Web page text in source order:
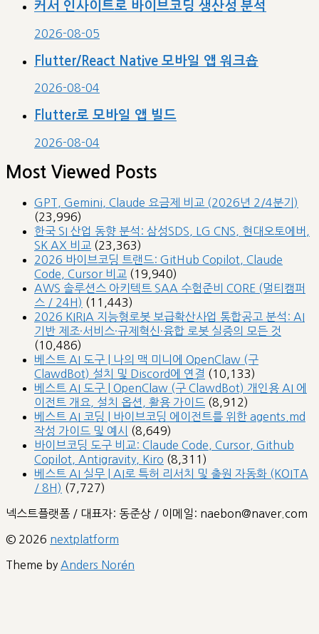
커서 인사이트로 바이브코딩 생산성 분석
2026-08-05
Flutter/React Native 모바일 앱 워크숍
2026-08-04
Flutter로 모바일 앱 빌드
2026-08-04
Most Viewed Posts
GPT, Gemini, Claude 요금제 비교 (2026년 2/4분기)
(23,996)
한국 SI 산업 동향 분석: 삼성SDS, LG CNS, 현대오토에버,
SK AX 비교 (23,363)
2026 바이브코딩 트랜드: GitHub Copilot, Claude
Code, Cursor 비교 (19,940)
AWS 솔루션스 아키텍트 SAA 수험준비 CORE (멀티캠퍼
스 / 24H) (11,443)
2026 KIRIA 지능형로봇 보급확산사업 통합공고 분석: AI
기반 제조·서비스·규제혁신·융합 로봇 실증의 모든 것
(10,486)
베스트 AI 도구 | 나의 맥 미니에 OpenClaw (구
ClawdBot) 설치 및 Discord에 연결 (10,133)
베스트 AI 도구 | OpenClaw (구 ClawdBot) 개인용 AI 에
이전트 개요, 설치 옵션, 활용 가이드 (8,912)
베스트 AI 코딩 | 바이브코딩 에이전트를 위한 agents.md
작성 가이드 및 예시
(8,649)
바이브코딩 도구 비교: Claude Code, Cursor, Github
Copilot, Antigravity, Kiro (8,311)
베스트 AI 실무 | AI로 특허 리서치 및 출원 자동화 (KOITA
/ 8H) (7,727)
넥스트플랫폼 / 대표자: 동준상 / 이메일: naebon@naver.com
© 2026 nextplatform
Theme by Anders Norén